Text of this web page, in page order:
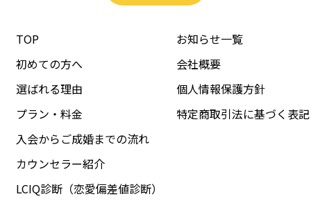
TOP
初めての方へ
選ばれる理由
プラン・料金
入会からご成婚までの流れ
カウンセラー紹介
LCIQ診断（恋愛偏差値診断）
お知らせ一覧
会社概要
個人情報保護方針
特定商取引法に基づく表記